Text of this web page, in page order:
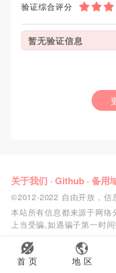
首 页 地 区
验证综合评分
暂无验证信息
关于我们 · Github· 备用
©2012-2022 自由开放，信
本站所有信息都来源于网
上当受骗,如遇骗子第一时